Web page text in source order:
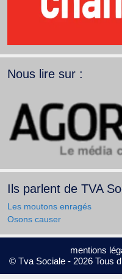
Nous lire sur :
Ils parlent de TVA
Les moutons enragés
Osons causer
mentions
© Tva Sociale - 2026 Tous